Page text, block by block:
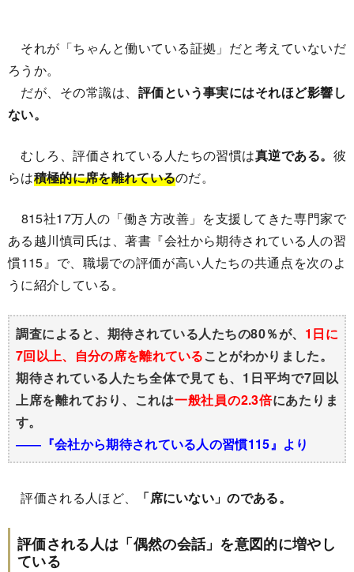
それが「ちゃんと働いている証拠」だと考えていないだ
ろうか。
だが、その常識は、 評価という事実にはそれほど影響し
ない。
むしろ、評価されている人たちの習慣は真逆である。 彼
らは積極的に席を離れているのだ。
815社17万人の「働き方改善」を支援してきた専門家で
ある越川慎司氏は、著書『会社から期待されている人の習
慣115』で、職場での評価が高い人たちの共通点を次のよ
うに紹介している。
調査によると、期待されている人たちの80％が、 1日に
7回以上、自分の席を離れていることがわかりました。
期待されている人たち全体で見ても、1日平均で7回以
上席を離れており、これは一般社員の2.3倍にあたりま
す。
――『会社から期待されている人の習慣115』より
評価される人ほど、 「席にいない」のである。
評価される人は「偶然の会話」を意図的に増やし
ている